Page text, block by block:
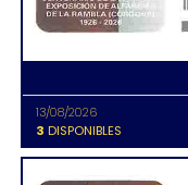
13/08/2026
3 DISPONIBLES